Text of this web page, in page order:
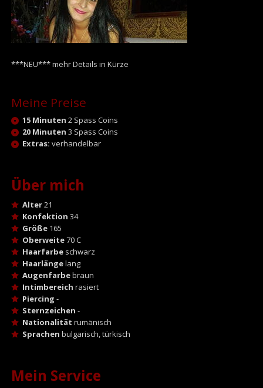
***NEU*** mehr Details in Kürze
Meine Preise
15 Minuten 2 Spass Coins
20 Minuten 3 Spass Coins
Extras: verhandelbar
Über mich
Alter21
Konfektion 34
Größe165
Oberweite70 C
Haarfarbeschwarz
Haarlängelang
Augenfarbebraun
Intimbereich rasiert
Piercing -
Sternzeichen -
Nationalität rumänisch
Sprachen bulgarisch, türkisch
Mein Service